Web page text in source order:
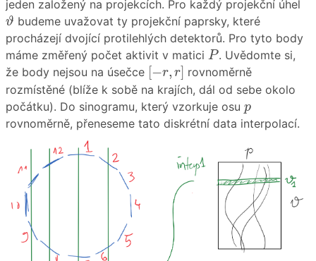
jeden založený na projekcích. Pro každý projekční úhel
ϑ
ϑ budeme uvažovat ty projekční paprsky, které
procházejí dvojící protilehlých detektorů. Pro tyto body
máme změřený počet aktivit v matici P
P . Uvědomte si,
že body nejsou na úsečce [−r, r]
[
rovnoměrně
rozmístěné (blíže k sobě na krajích, dál od sebe okolo
počátku). Do sinogramu, který vzorkuje osu p
p
rovnoměrně, přeneseme tato diskrétní data interpolací.